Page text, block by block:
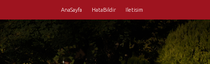
AnaSayfa HataBildir Iletisim